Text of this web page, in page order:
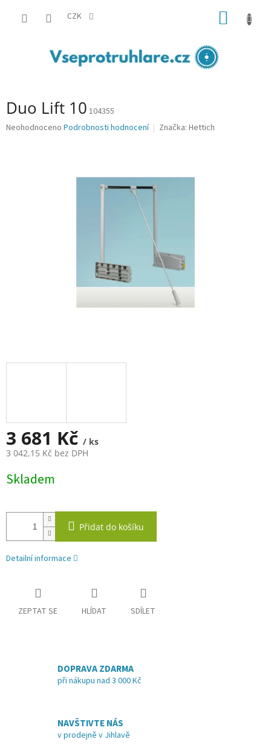
CZK
Duo Lift 10 104355
Průměrné
Neohodnoceno Podrobnosti hodnocení Značka: Hettich
3 681 Kč / ks
3 042,15 Kč bez DPH
cena:
Skladem
Přidat do košíku
Detailní informace
ZEPTAT SE HLÍDAT SDÍLET
DOPRAVA ZDARMA
při nákupu nad 3 000 Kč
NAVŠTIVTE NÁS
v prodejně v Jihlavě